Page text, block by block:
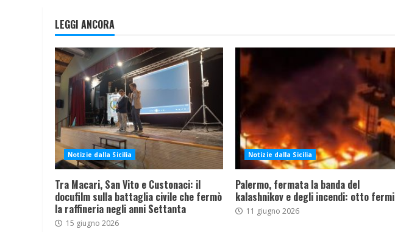
LEGGI ANCORA
Notizie dalla Sicilia
Tra Macari, San Vito e Custonaci: il
docufilm sulla battaglia civile che fermò
la raffineria negli anni Settanta
15 giugno 2026
Notizie dalla Sicilia
Palermo, fermata la banda del
kalashnikov e degli incendi: otto fermi
11 giugno 2026